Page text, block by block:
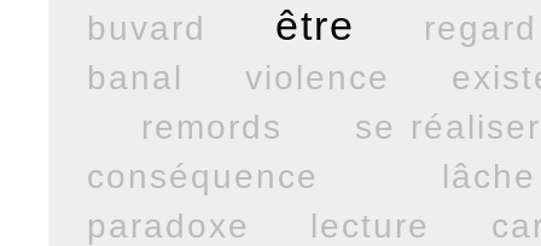
buvard
être
banal
violence
remords
se réaliser
conséquence
lâche
paradoxe
lecture